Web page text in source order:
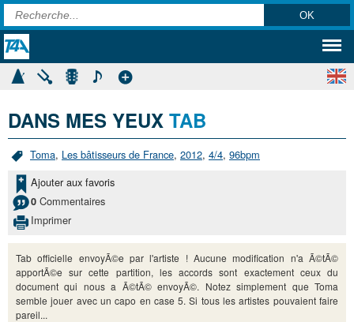
DANS MES YEUX TAB
Toma, Les bâtisseurs de France, 2012, 4/4, 96bpm
Ajouter aux favoris
0 Commentaires
Imprimer
Tab officielle envoyÃ©e par l'artiste ! Aucune modification n'a Ã©tÃ©
apportÃ©e sur cette partition, les accords sont exactement ceux du
document qui nous a Ã©tÃ© envoyÃ©. Notez simplement que Toma
semble jouer avec un capo en case 5. Si tous les artistes pouvaient faire
pareil...